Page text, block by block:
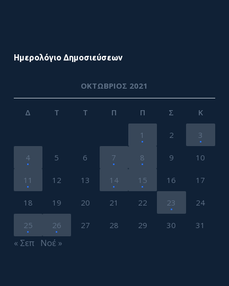
Ημερολόγιο Δημοσιεύσεων
ΟΚΤΏΒΡΙΟΣ 2021
Δ Τ Τ Π Π Σ Κ
1 2 3
4 5 6 7 8 9 10
11 12 13 14 15 16 17
18 19 20 21 22 23 24
25 26 27 28 29 30 31
« Σεπ Νοέ »